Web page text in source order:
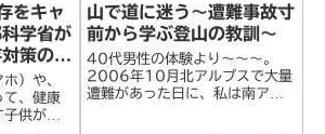
をキャ
学省が
策のた
ンジキ
）や、
て、健康
供が増
山で道に迷う～遭難事故寸
前から学ぶ登山の教訓～
40代男性の体験より～～～。
2006年10月北アルプスで大量
遭難があった日に、私は南アル